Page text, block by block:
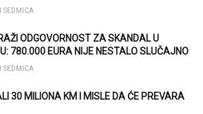
SEDMICA
ODGOVORNOST ZA SKANDAL U
780.000 EURA NIJE NESTALO SLUČAJNO
SEDMICA
30 MILIONA KM I MISLE DA ĆE PREVARA